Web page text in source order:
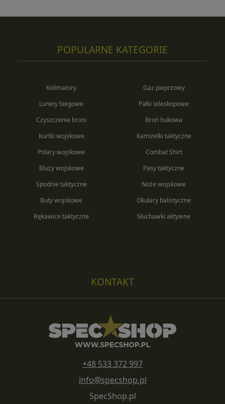
POPULARNE KATEGORIE
Kolimatory
Lunety biegowe
Czyszczenie broni
Gaz pieprzowy
Pałki teleskopowe
Broń hukowa
Kurtki wojskowe
Polary wojskowe
Bluzy wojskowe
Kamizelki taktyczne
Combat Shirt
Pasy taktyczne
Spodnie taktyczne
Buty wojskowe
Rękawice taktyczne
Noże wojskowe
Okulary balistyczne
Słuchawki aktywne
KONTAKT
+48 533 372 997
info@specshop.pl
SpecShop.pl